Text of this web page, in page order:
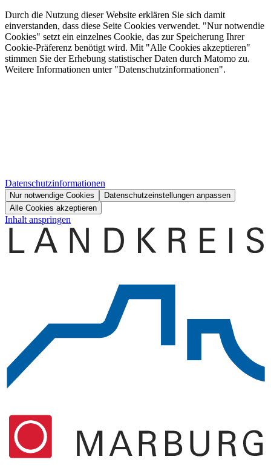
Durch die Nutzung dieser Website erklären Sie sich damit
einverstanden, dass diese Seite Cookies verwendet. "Nur notwendie
Cookies" setzt ein einzelnes Cookie, das zur Speicherung Ihrer
Cookie-Präferenz benötigt wird. Mit "Alle Cookies akzeptieren"
stimmen Sie der Erhebung statistischer Daten durch Matomo zu.
Weitere Informationen unter "Datenschutzinformationen".
Datenschutzinformationen
Nur notwendige Cookies
Datenschutzeinstellungen anpassen
Alle Cookies akzeptieren
Inhalt anspringen